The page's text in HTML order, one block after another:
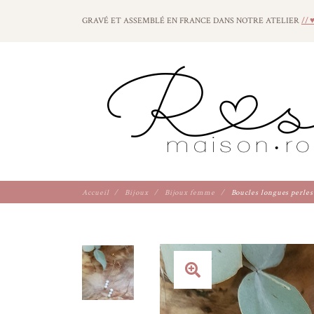
GRAVÉ ET ASSEMBLÉ EN FRANCE DANS NOTRE ATELIER //
Accueil Bijoux Bijoux femme Boucles longues